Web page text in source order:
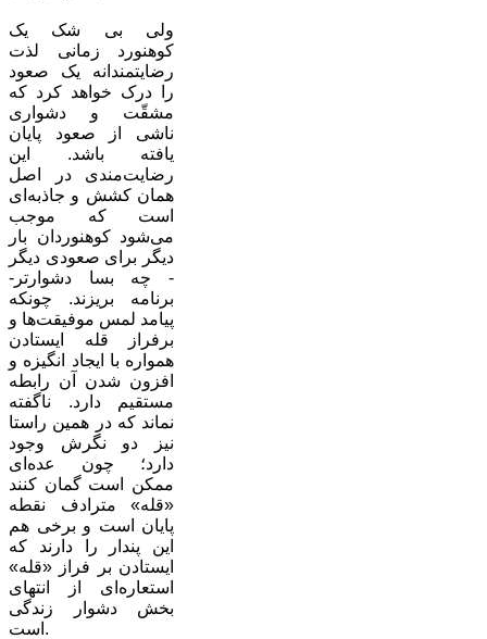
ولی بی شک یک
کوهنورد زمانی لذت
رضایتمندانه یک صعود
را درک خواهد کرد که
مشقّت و دشواری
ناشی از صعود پایان
یافته باشد. این
رضایت‌مندی در اصل
همان کشش و جاذبه‌ای
است که موجب
می‌شود کوهنوردان بار
دیگر برای صعودی دیگر
- چه بسا دشوارتر-
برنامه بریزند. چونکه
پیامد لمس موفیقت‌ها و
برفراز قله ایستادن
همواره با ایجاد انگیزه و
افزون شدن آن رابطه
مستقیم دارد. ناگفته
نماند که در همین راستا
نیز دو نگرش وجود
دارد؛ چون عده‌ای
ممکن است گمان کنند
«قله» مترادف نقطه
پایان است و برخی هم
این پندار را دارند که
ایستادن بر فراز «قله»
استعاره‌ای از انتهای
بخش دشوار زندگی
است.